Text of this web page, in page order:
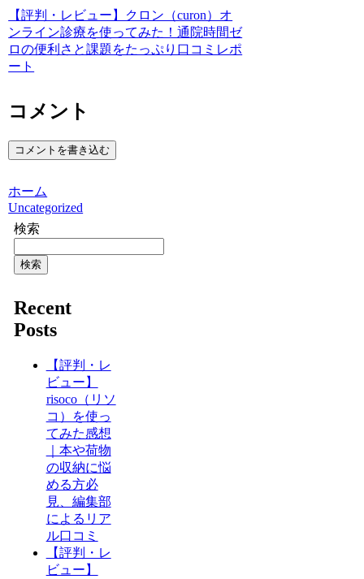
【評判・レビュー】クロン（curon）オ
ンライン診療を使ってみた！通院時間ゼ
ロの便利さと課題をたっぷり口コミレポ
ート
コメント
コメントを書き込む
ホーム
Uncategorized
検索
検索
Recent
Posts
【評判・レ
ビュー】
risoco（リソ
コ）を使っ
てみた感想
｜本や荷物
の収納に悩
める方必
見、編集部
によるリア
ル口コミ
【評判・レ
ビュー】